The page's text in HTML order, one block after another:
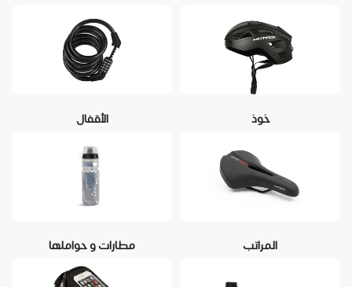
خوذ الأقفال
المراتب مطارات و حواملها